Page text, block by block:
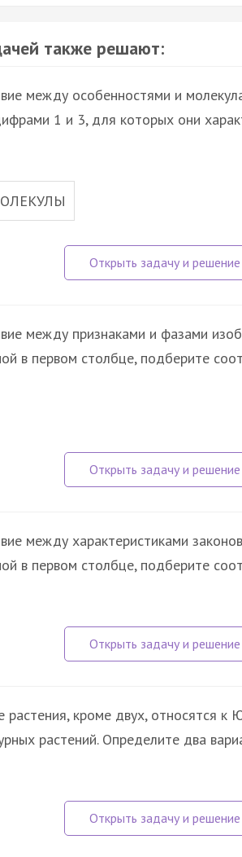
также решают:
между особенностями и
1 и 3, для которых они
между признаками и фазами
в первом столбце, подберите
между характеристиками
в первом столбце, подберите
растения, кроме двух, относятся к
растений. Определите два